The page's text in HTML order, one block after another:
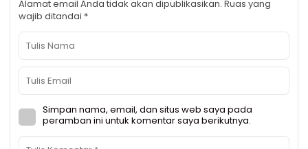
Alamat email Anda tidak akan dipublikasikan. Ruas yang
wajib ditandai *
Simpan nama, email, dan situs web saya pada
peramban ini untuk komentar saya berikutnya.